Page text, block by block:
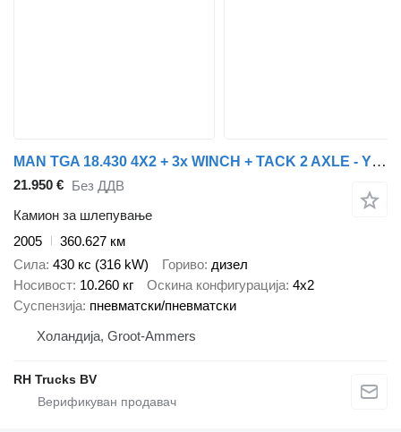
MAN TGA 18.430 4X2 + 3x WINCH + TACK 2 AXLE - YEAR 2007
21.950 €
Без ДДВ
Камион за шлепување
2005
360.627 км
Сила 430 кс (316 kW) Гориво дизел
Носивост 10.260 кг Оскина конфигурација 4x2
Суспензија пневматски/пневматски
Холандија, Groot-Ammers
RH Trucks BV